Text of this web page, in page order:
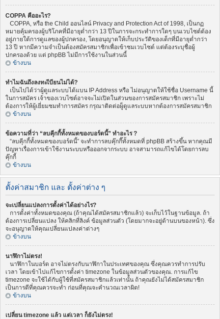
COPPA คืออะไร?
COPPA, หรือ the Child ออนไลน์ Privacy and Protection Act of 1998, เป็นกฏ
หมายคุ้มครองผู้บริโภคที่มีอายุต่ำกว่า 13 ปีในการจะกระทำการใดๆ บนเวบไซต์ต้อง
อยู่ภายใต้การดูแลของผู้ปกครอง, โดยอนุญาตให้เก็บประวัติของเด็กที่มีอายุต่ำกว่า
13 ปี หากมีความจำเป็นต้องสมัครสมาชิกเพื่อเข้าชมเวบไซต์ แต่ต้องระบุชื่อผู้
ปกครองด้วย แต่ phpBB ไม่มีการใช้งานในส่วนนี้
ข้างบน
ทำไมฉันถึงลงทะเีบียนไม่ได้?
เป็นไปได้ว่าผู้ดูแลระบบได้แบน IP Address หรือ ไม่อนุญาตให้ใช้ชื่อ Username นี้
ในการสมัคร เจ้าของเวบไซต์อาจจะไม่เปิดในส่วนของการสมัครสมาชิก เพราะไม่
ต้องการให้ผู้เยี่ยมชมทำการสมัคร กรุณาติดต่อผู็ดูแลระบบหากต้องการสมัครสมาชิก
ข้างบน
ข้อความที่ว่า “ลบคุีกกี้ทั้งหมดของบอร์ดนี้” ทำอะไร ?
“ลบคุีกกี้ทั้งหมดของบอร์ดนี้” จะทำการลบคุ๊กกี๊ทั้งหมดที่ phpBB สร้างขึ้น หากคุณมี
ปัญหาเรื่องการเข้าใช้งานระบบหรือออกจากระบบ อาจสามารถแก้ไขได้โดยการลบ
คุ๊กกี้
ข้างบน
ตั้งค่าสมาชิก และ ตั้งค่าต่าง ๆ
จะเปลี่ยนแปลงการตั้งค่าได้อย่างไร?
การตั้งค่าทั้งหมดของคุณ (ถ้าคุณได้สมัครสมาชิกแล้ว) จะเก็บไว้ในฐานข้อมูล. ถ้า
ต้องการเปลี่ยนแปลง ให้คลิกที่ลิงค์ ข้อมูลส่วนตัว (โดยมากจะอยู่ด้านบนของหน้า). ซึ่ง
จะอนุญาตให้คุณเปลี่ยนแปลงค่าต่างๆ
ข้างบน
นาฬิกาไม่ตรง!
นาฬิกาในบอร์ด อาจไม่ตรงกับนาฬิกาในประเทศของคุณ ซึ่งคุณควรทำการปรับ
เวลา โดยเข้าไปแก้ไขการตั้งค่า timezone ในข้อมูลส่วนตัวของคุณ. การแก้ไข
timezone จะใช้ได้กับผู้ใช้ที่สมัครสมาชิกแล้วเท่านั้น ถ้าคุณยังไม่ได้สมัครสมาชิก
เป็นการดีที่คุณควรจะทำ ก่อนที่คุณจะคำนวณเวลาผิด!
ข้างบน
เปลี่ยน timezone แล้ว แต่เวลา ก็ยังไม่ตรง!